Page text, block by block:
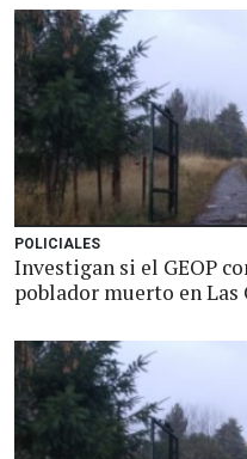
POLICIALES
Investigan si el GEOP
poblador muerto en Las